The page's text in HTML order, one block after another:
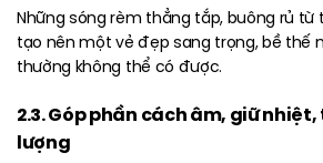
Những sóng rèm thẳng tắp, buông rủ từ
tạo nên một vẻ đẹp sang trọng, bề thế
thường không thể có được.
2.3. Góp phần cách âm, giữ
lượng